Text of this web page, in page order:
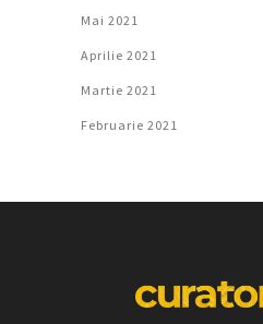
Mai 2021
Aprilie 2021
Martie 2021
Februarie 2021